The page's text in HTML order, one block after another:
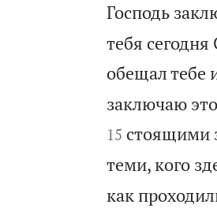
Господь
тебя
обещал тебе
заключаю
15 стоящими
теми, кого
как